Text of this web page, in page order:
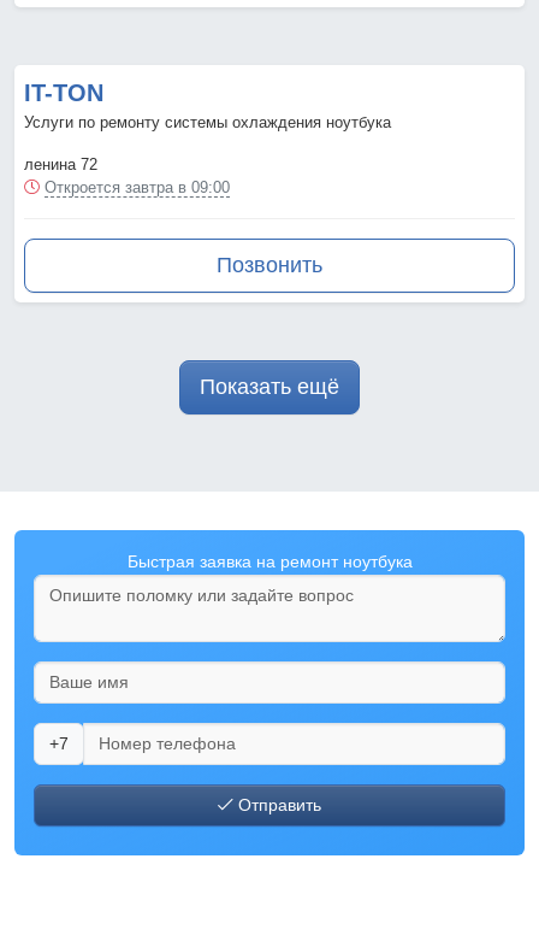
IT-TON
Услуги по ремонту системы охлаждения ноутбука
ленина 72
Откроется завтра в 09:00
Позвонить
Показать ещё
Быстрая заявка на ремонт ноутбука
+7
Отправить